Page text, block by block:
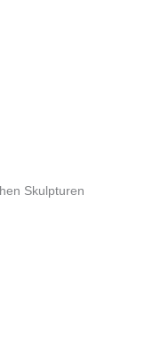
Skulpturen